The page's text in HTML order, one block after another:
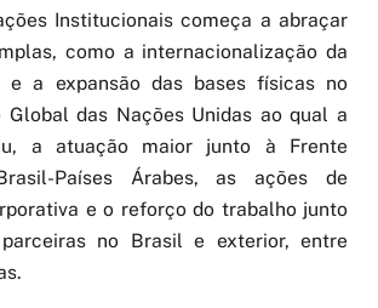
Institucionais começa a abraçar
como a internacionalização da
e a expansão das bases físicas no
Global das Nações Unidas ao qual a
a atuação maior junto à Frente
Países Árabes, as ações de
e o reforço do trabalho junto
no Brasil e exterior, entre